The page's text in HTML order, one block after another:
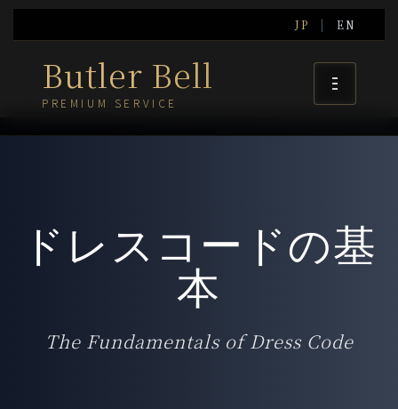
JP | EN
Butler Bell
PREMIUM SERVICE
ドレスコードの基
本
The Fundamentals of Dress Code